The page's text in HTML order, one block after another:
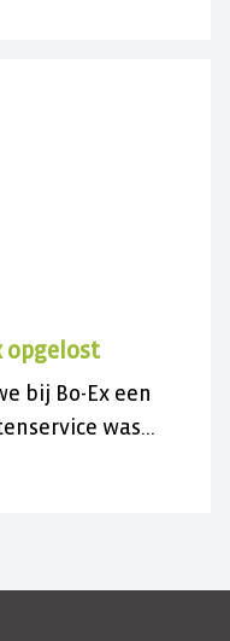
opgelost
bij Bo-Ex een
was